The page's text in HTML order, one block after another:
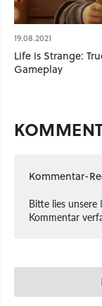
19.08.2021
Life is Strange:
Gameplay
Kommentar-
Bitte lies unsere
Kommentar